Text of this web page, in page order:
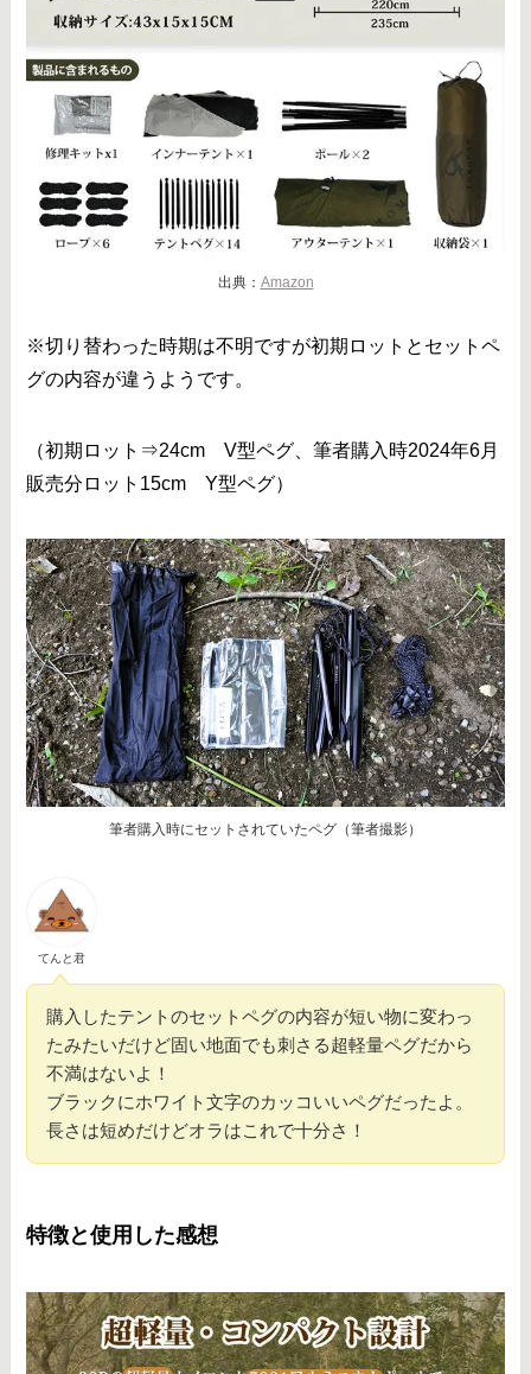
出典： Amazon
※切り替わった時期は不明ですが初期ロットとセットペ
グの内容が違うようです。
（初期ロット⇒24cm V型ペグ、筆者購入時2024年6月
販売分ロット15cm Y型ペグ）
筆者購入時にセットされていたペグ（筆者撮影）
てんと君
購入したテントのセットペグの内容が短い物に変わっ
たみたいだけど固い地面でも刺さる超軽量ペグだから
不満はないよ！
ブラックにホワイト文字のカッコいいペグだったよ。
長さは短めだけどオラはこれで十分さ！
特徴と使用した感想